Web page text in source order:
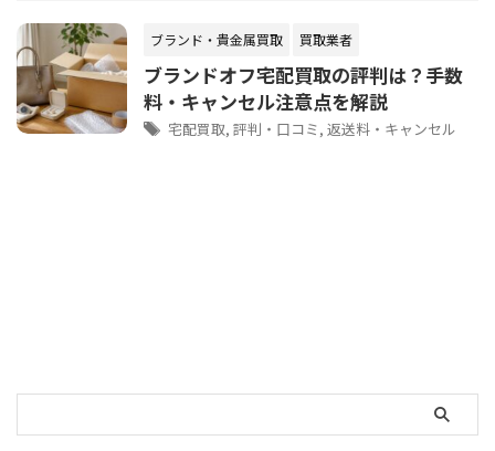
ブランド・貴金属買取 買取業者
ブランドオフ宅配買取の評判は？手数
料・キャンセル注意点を解説
宅配買取, 評判・口コミ, 返送料・キャンセル